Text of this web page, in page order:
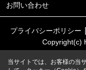
お問い合わせ
プライバシーポリシー
Copyright(c)
当サイトでは、お客様の当